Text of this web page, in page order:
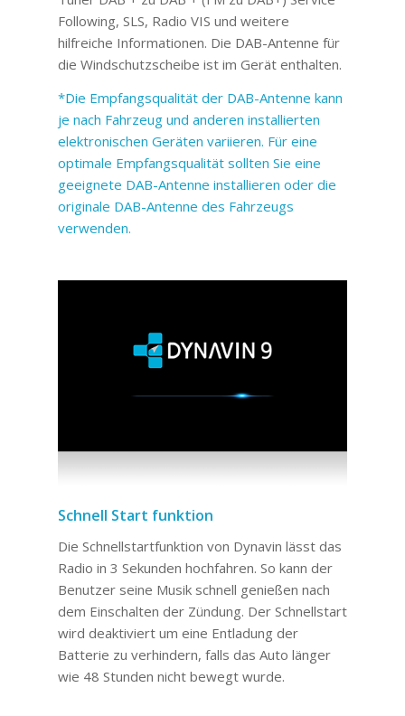
Following, SLS, Radio VIS und weitere
hilfreiche Informationen. Die DAB-Antenne für
die Windschutzscheibe ist im Gerät enthalten.
*Die Empfangsqualität der DAB-Antenne kann
je nach Fahrzeug und anderen installierten
elektronischen Geräten variieren. Für eine
optimale Empfangsqualität sollten Sie eine
geeignete DAB-Antenne installieren oder die
originale DAB-Antenne des Fahrzeugs
verwenden.
Schnell Start funktion
Die Schnellstartfunktion von Dynavin lässt das
Radio in 3 Sekunden hochfahren. So kann der
Benutzer seine Musik schnell genießen nach
dem Einschalten der Zündung. Der Schnellstart
wird deaktiviert um eine Entladung der
Batterie zu verhindern, falls das Auto länger
wie 48 Stunden nicht bewegt wurde.